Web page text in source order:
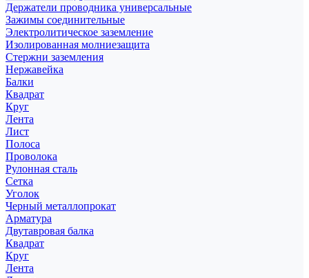
Держатели проводника универсальные
Зажимы соединительные
Электролитическое заземление
Изолированная молниезащита
Стержни заземления
Нержавейка
Балки
Квадрат
Круг
Лента
Лист
Полоса
Проволока
Рулонная сталь
Сетка
Уголок
Черный металлопрокат
Арматура
Двутавровая балка
Квадрат
Круг
Лента